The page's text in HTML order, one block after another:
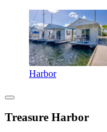
Harbor
Treasure Harbor